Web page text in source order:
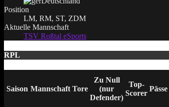
Position
LM, RM, ST, ZDM
Aktuelle Mannschaft
TSV Roßtal eSports
RPL
Saison Mannschaft Tore
Zu Null
(nur
Defender)
Top-
Scorer
Pässe